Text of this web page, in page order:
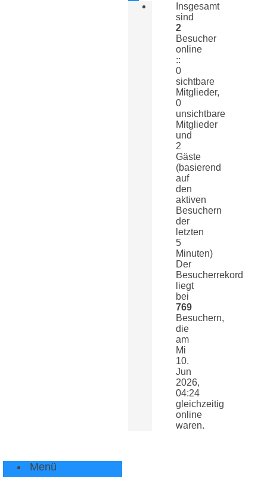
Insgesamt
sind
2
Besucher
online
::
0
sichtbare
Mitglieder,
0
unsichtbare
Mitglieder
und
2
Gäste
(basierend
auf
den
aktiven
Besuchern
der
letzten
5
Minuten)
Der
Besucherrekord
liegt
bei
769
Besuchern,
die
am
Mi
10.
Jun
2026,
04:24
gleichzeitig
online
waren.
Menü